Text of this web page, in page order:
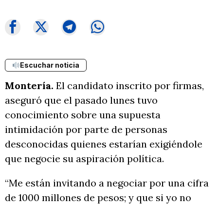
Escuchar noticia
Montería. El candidato inscrito por firmas,
aseguró que el pasado lunes tuvo
conocimiento sobre una supuesta
intimidación por parte de personas
desconocidas quienes estarían exigiéndole
que negocie su aspiración política.
“Me están invitando a negociar por una cifra
de 1000 millones de pesos; y que si yo no